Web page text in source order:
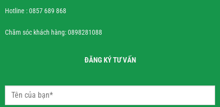
Hotline : 0857 689 868
Chăm sóc khách hàng: 0898281088
ĐĂNG KÝ TƯ VẤN